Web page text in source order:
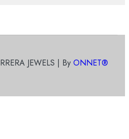
JEWELS | By ONNET®